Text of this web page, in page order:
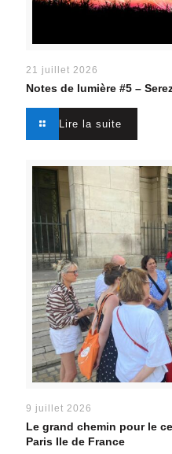
21 juillet 2026
Notes de lumière #5 –
Lire la suite
9 juillet 2026
Le grand chemin pour le
Paris Ile de France